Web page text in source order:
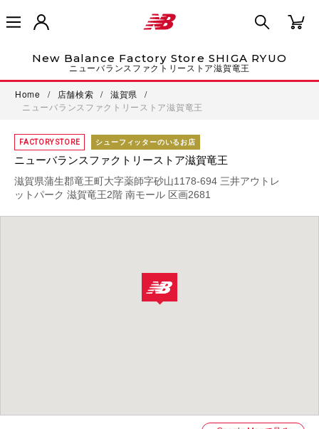
New Balance Factory Store SHIGA RYUO
ニューバランスファクトリーストア滋賀竜王
Home / 店舗検索 / 滋賀県
/
ニューバランスファクトリーストア滋賀竜王
FACTORY STORE シューフィッターのいるお店
ニューバランスファクトリーストア滋賀竜王
滋賀県蒲生郡竜王町大字薬師字砂山1178-694 三井アウトレ
ットパーク 滋賀竜王2階 南モール 区画2681